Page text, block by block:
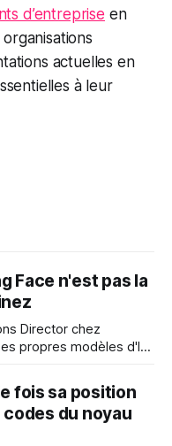
d’entreprise en
actuelles en
à leur
Face n'est pas la
Director chez
isolé (sandbox)
sur Hugging
fois sa position
codes du noyau